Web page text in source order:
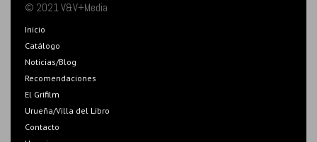
© 2021 V&V+Media
Inicio
Catálogo
Noticias/Blog
Recomendaciones
El Grifilm
Urueña/Villa del Libro
Contacto